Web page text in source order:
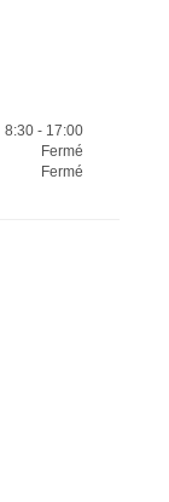
8:30 - 17:00
Fermé
Fermé